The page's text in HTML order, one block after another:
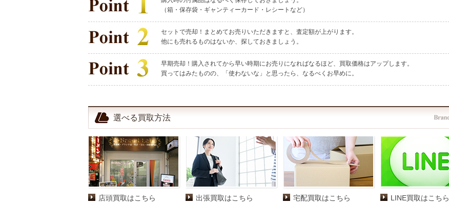
（箱・保存袋・ギャンティーカード・レシートなど）
セットで売却！まとめてお売りいただきますと、査定額が上がります。
他にも売れるものはないか、探しておきましょう。
早期売却！購入されてから早い時期にお売りになればなるほど、買取価格はアップします。
買ってはみたものの、「使わないな」と思ったら、なるべくお早めに。
選べる買取方法
店頭買取はこちら 出張買取はこちら 宅配買取はこちら LINE買取はこちら